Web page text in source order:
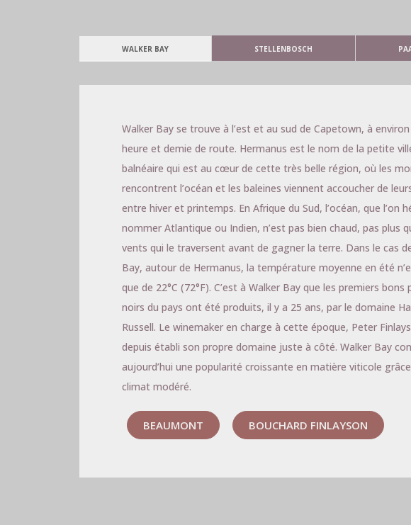
WALKER BAY STELLENBOSCH
Walker Bay se trouve à l’est et au sud de Capetown, à
heure et demie de route. Hermanus est le nom de la petite
balnéaire qui est au cœur de cette très belle région, où les
rencontrent l’océan et les baleines viennent accoucher de
entre hiver et printemps. En Afrique du Sud, l’océan, que l’on
nommer Atlantique ou Indien, n’est pas bien chaud, pas plus
vents qui le traversent avant de gagner la terre. Dans le cas
Bay, autour de Hermanus, la température moyenne en été
que de 22°C (72°F). C’est à Walker Bay que les premiers bons
noirs du pays ont été produits, il y a 25 ans, par le domaine
Russell. Le winemaker en charge à cette époque, Peter
depuis établi son propre domaine juste à côté. Walker Bay
aujourd’hui une popularité croissante en matière viticole
climat modéré.
BEAUMONT BOUCHARD FINLAYSON